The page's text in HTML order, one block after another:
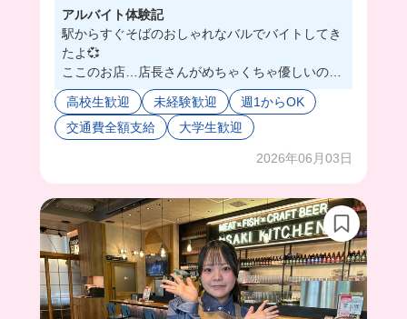
アルバイト体験記
駅からすぐそばのおしゃれなバルでバイトしてき
たよ💞
ここのお店…店長さんがめちゃくちゃ優しいの🥺
❤️
優しいし細かい所まで気遣いしてくれて普段から
スタッフさんへの気遣いもちゃんとされてるんだ
高校生歓迎 未経験歓迎
週1からOK
交通費全額支給
大学生歓迎
2026年06月03日